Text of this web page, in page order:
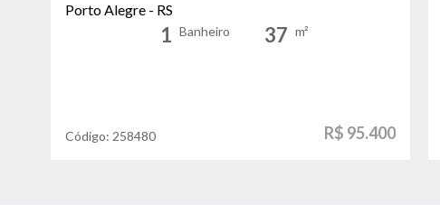
Porto Alegre - RS
1 Banheiro 37 m²
Código: 258480 R$ 95.400